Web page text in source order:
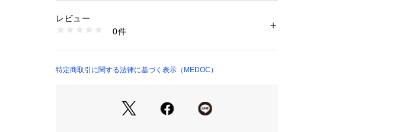
・襟元はテーラードカラーできちんと感もプラス。
・細かなメッシュ素材を使用している為、清涼感はあり
でいただけるおすすめの１枚です。
※撮影画像は、光の当たり具合やお使いのモニター設
伸縮性 | なし
ポケット | あり
生産国：中国製
レビュー
0件
特定商取引に関する法律に基づく表示（MEDOC）